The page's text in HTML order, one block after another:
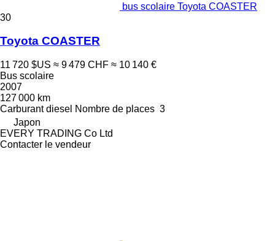
bus scolaire Toyota COASTER
30
Toyota COASTER
11 720 $US ≈ 9 479 CHF ≈ 10 140 €
Bus scolaire
2007
127 000 km
Carburant diesel Nombre de places 3
Japon
EVERY TRADING Co Ltd
Contacter le vendeur